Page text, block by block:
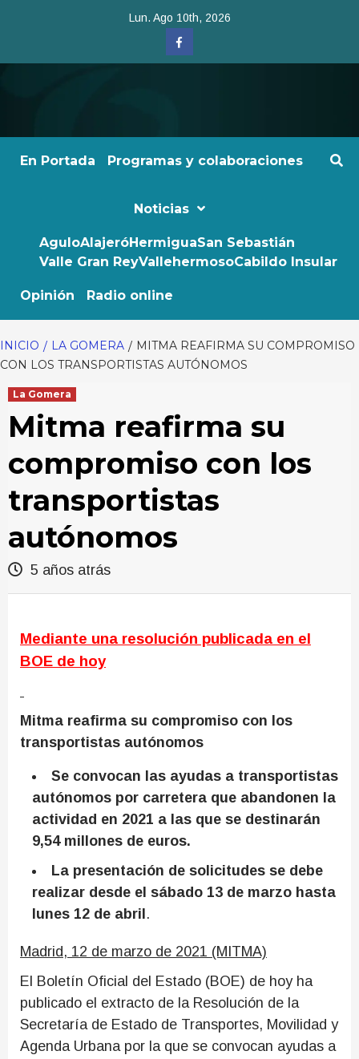
Lun. Ago 10th, 2026
Facebook
En Portada Programas y colaboraciones
Noticias
AguloAlajeróHermiguaSan Sebastián
Valle Gran ReyVallehermosoCabildo Insular
Opinión Radio online
INICIO LA GOMERA
MITMA REAFIRMA SU COMPROMISO
CON LOS TRANSPORTISTAS AUTÓNOMOS
La Gomera
Mitma reafirma su
compromiso con los
transportistas
autónomos
5 años atrás
Mediante una resolución publicada en el
BOE de hoy
Mitma reafirma su compromiso con los
transportistas autónomos
Se convocan las ayudas a transportistas
autónomos por carretera que abandonen la
actividad en 2021 a las que se destinarán
9,54 millones de euros.
La presentación de solicitudes se debe
realizar desde el sábado 13 de marzo hasta
lunes 12 de abril .
Madrid, 12 de marzo de 2021 (MITMA)
El Boletín Oficial del Estado (BOE) de hoy ha
publicado el extracto de la Resolución de la
Secretaría de Estado de Transportes, Movilidad y
Agenda Urbana por la que se convocan ayudas a